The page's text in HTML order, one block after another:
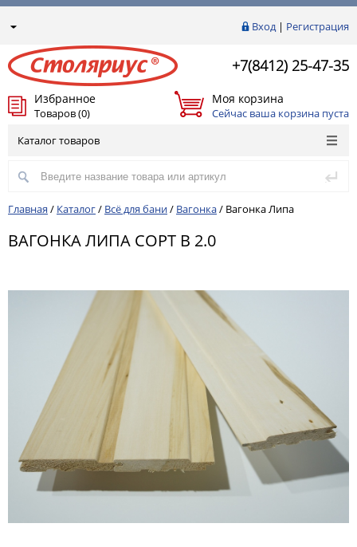
Вход| Регистрация
+7(8412) 25-47-35
Избранное
Товаров (0)
Моя корзина
Сейчас ваша корзина пуста
Каталог товаров
Главная / Каталог/ Всё для бани/ Вагонка/ Вагонка Липа
ВАГОНКА ЛИПА СОРТ В 2.0